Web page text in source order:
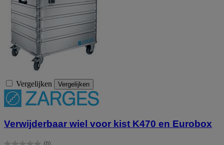
Vergelijken Vergelijken
Verwijderbaar wiel voor kist K470 en Eurobox